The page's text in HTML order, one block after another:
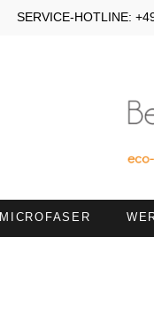
SERVICE-HOTLINE:
MICROFASER